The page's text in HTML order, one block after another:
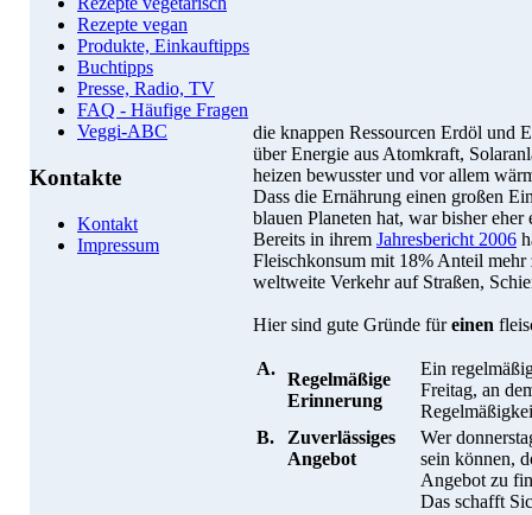
Rezepte vegan
Produkte, Einkauftipps
Buchtipps
Presse, Radio, TV
FAQ - Häufige Fragen
Veggi-ABC
Kontakte
Kontakt
Impressum
die knappen Ressourcen Erdöl und
über Energie aus Atomkraft,
heizen bewusster und vor allem
Dass die Ernährung einen großen
blauen Planeten hat, war bisher
Bereits in ihrem Jahresbericht 2006
Fleischkonsum mit 18% Anteil
weltweite Verkehr auf Straßen,
Hier sind gute Gründe füreinen
A.
Regelmäßige
Erinnerung
Ein
Freitag, an
B.
Zuverlässiges
Angebot
Wer
sein können,
Angebot zu
Das schafft